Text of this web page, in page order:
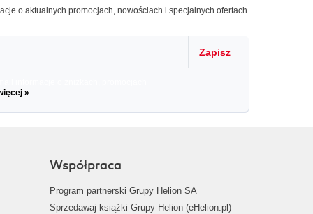
o aktualnych promocjach, nowościach i specjalnych ofertach
Zapisz
»
Współpraca
Program partnerski Grupy Helion SA
Sprzedawaj książki Grupy Helion (eHelion.pl)